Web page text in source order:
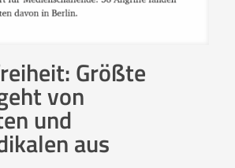
Größte
von
und
aus